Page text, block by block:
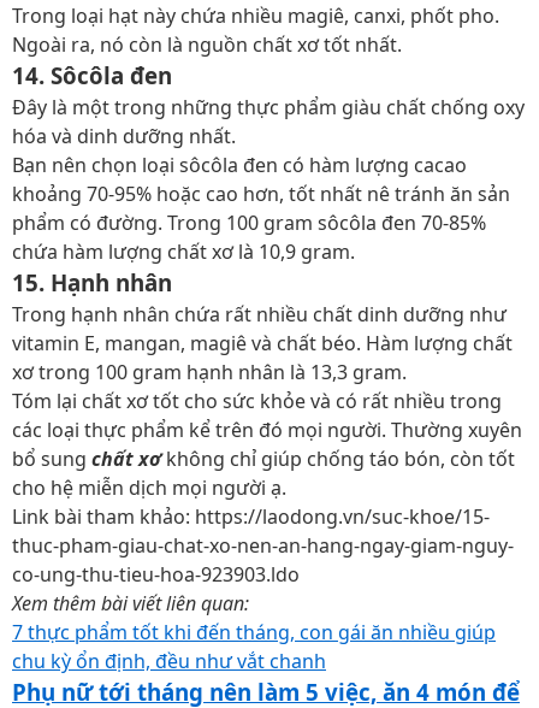
Trong loại hạt này chứa nhiều magiê, canxi, phốt pho.
Ngoài ra, nó còn là nguồn chất xơ tốt nhất.
14. Sôcôla đen
Đây là một trong những thực phẩm giàu chất chống oxy
hóa và dinh dưỡng nhất.
Bạn nên chọn loại sôcôla đen có hàm lượng cacao
khoảng 70-95% hoặc cao hơn, tốt nhất nê tránh ăn sản
phẩm có đường. Trong 100 gram sôcôla đen 70-85%
chứa hàm lượng chất xơ là 10,9 gram.
15. Hạnh nhân
Trong hạnh nhân chứa rất nhiều chất dinh dưỡng như
vitamin E, mangan, magiê và chất béo. Hàm lượng chất
xơ trong 100 gram hạnh nhân là 13,3 gram.
Tóm lại chất xơ tốt cho sức khỏe và có rất nhiều trong
các loại thực phẩm kể trên đó mọi người. Thường xuyên
bổ sung chất xơ không chỉ giúp chống táo bón, còn tốt
cho hệ miễn dịch mọi người ạ.
Link bài tham khảo: https://laodong.vn/suc-khoe/15-
thuc-pham-giau-chat-xo-nen-an-hang-ngay-giam-nguy-
co-ung-thu-tieu-hoa-923903.ldo
Xem thêm bài viết liên quan:
7 thực phẩm tốt khi đến tháng, con gái ăn nhiều giúp
chu kỳ ổn định, đều như vắt chanh
Phụ nữ tới tháng nên làm 5 việc, ăn 4 món để